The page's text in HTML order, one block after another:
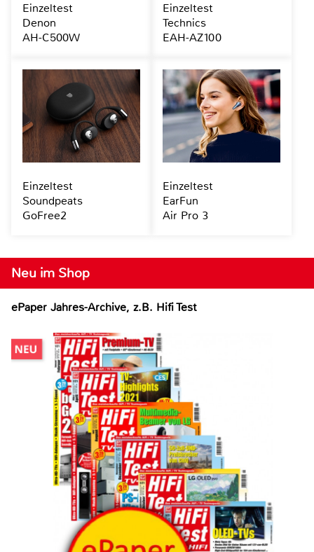
Neu im Shop
ePaper Jahres-Archive, z.B. Hifi Test
Einzeltest
Denon
AH-C500W
Einzeltest
Technics
EAH-AZ100
Einzeltest
Soundpeats
GoFree2
Einzeltest
EarFun
Air Pro 3